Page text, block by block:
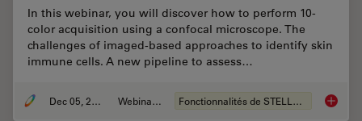
In this webinar, you will discover how to perform 10-
color acquisition using a confocal microscope. The
challenges of imaged-based approaches to identify skin
immune cells. A new pipeline to assess…
Dec 05, 2022 Webinaire Fonctionnalités de STELLARIS